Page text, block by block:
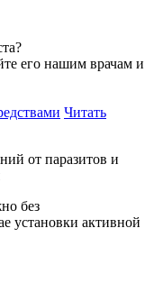
его нашим врачам и
Читать
от паразитов и
без
установки активной